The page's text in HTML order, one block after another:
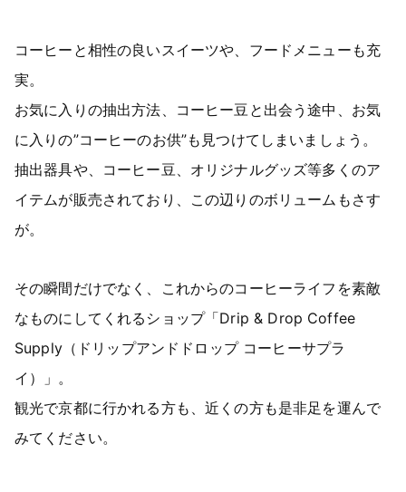
コーヒーと相性の良いスイーツや、フードメニューも充
実。
お気に入りの抽出方法、コーヒー豆と出会う途中、お気
に入りの”コーヒーのお供”も見つけてしまいましょう。
抽出器具や、コーヒー豆、オリジナルグッズ等多くのア
イテムが販売されており、この辺りのボリュームもさす
が。
その瞬間だけでなく、これからのコーヒーライフを素敵
なものにしてくれるショップ「Drip & Drop Coffee
Supply（ドリップアンドドロップ コーヒーサプラ
イ）」。
観光で京都に行かれる方も、近くの方も是非足を運んで
みてください。